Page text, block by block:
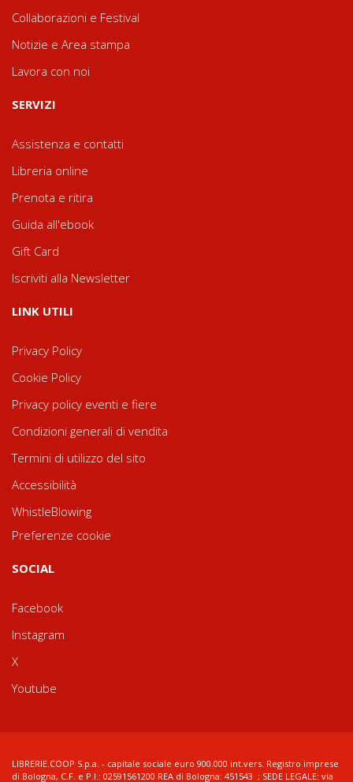
Collaborazioni e Festival
Notizie e Area stampa
Lavora con noi
SERVIZI
Assistenza e contatti
Libreria online
Prenota e ritira
Guida all'ebook
Gift Card
Iscriviti alla Newsletter
LINK UTILI
Privacy Policy
Cookie Policy
Privacy policy eventi e fiere
Condizioni generali di vendita
Termini di utilizzo del sito
Accessibilità
WhistleBlowing
Preferenze cookie
SOCIAL
Facebook
Instagram
X
Youtube
LIBRERIE.COOP S.p.a. - capitale sociale euro 900.000 int.vers. Registro imprese
di Bologna, C.F. e P.I.: 02591561200 REA di Bologna: 451543 ; SEDE LEGALE: via